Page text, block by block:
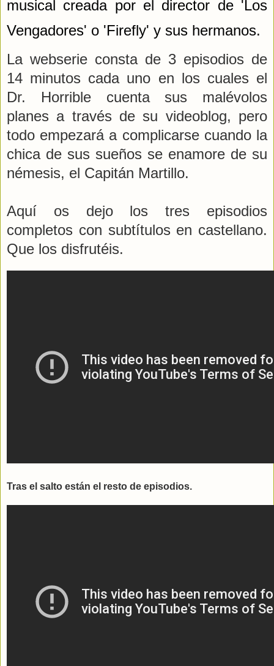
musical creada por el director de 'Los
Vengadores' o 'Firefly' y sus hermanos.
La webserie consta de 3 episodios de
14 minutos cada uno en los cuales el
Dr. Horrible cuenta sus malévolos
planes a través de su videoblog, pero
todo empezará a complicarse cuando la
chica de sus sueños se enamore de su
némesis, el Capitán Martillo.
Aquí os dejo los tres episodios
completos con subtítulos en castellano.
Que los disfrutéis.
Tras el salto están el resto de episodios.